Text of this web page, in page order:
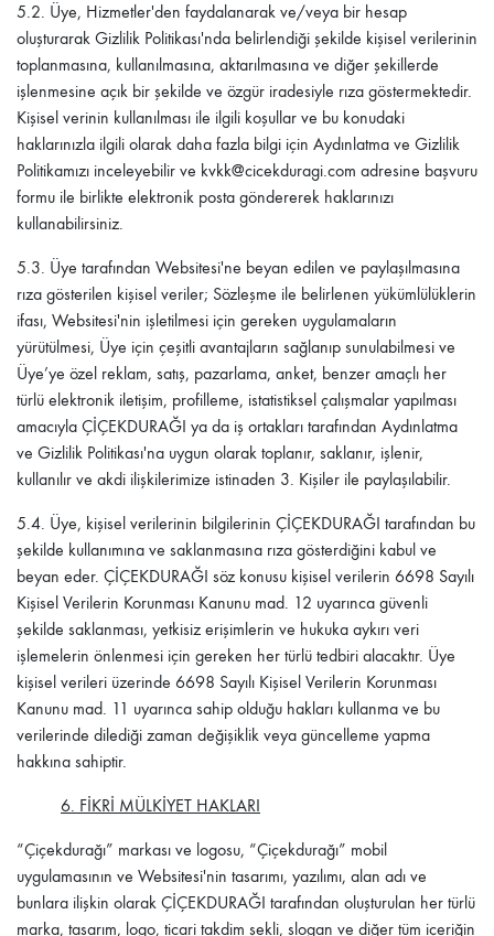
5.2. Üye, Hizmetler'den faydalanarak ve/veya bir hesap
oluşturarak Gizlilik Politikası'nda belirlendiği şekilde kişisel verilerinin
toplanmasına, kullanılmasına, aktarılmasına ve diğer şekillerde
işlenmesine açık bir şekilde ve özgür iradesiyle rıza göstermektedir.
Kişisel verinin kullanılması ile ilgili koşullar ve bu konudaki
haklarınızla ilgili olarak daha fazla bilgi için Aydınlatma ve Gizlilik
Politikamızı inceleyebilir ve kvkk@cicekduragi.com adresine başvuru
formu ile birlikte elektronik posta göndererek haklarınızı
kullanabilirsiniz.
5.3. Üye tarafından Websitesi'ne beyan edilen ve paylaşılmasına
rıza gösterilen kişisel veriler; Sözleşme ile belirlenen yükümlülüklerin
ifası, Websitesi'nin işletilmesi için gereken uygulamaların
yürütülmesi, Üye için çeşitli avantajların sağlanıp sunulabilmesi ve
Üye’ye özel reklam, satış, pazarlama, anket, benzer amaçlı her
türlü elektronik iletişim, profilleme, istatistiksel çalışmalar yapılması
amacıyla ÇİÇEKDURAĞI ya da iş ortakları tarafından Aydınlatma
ve Gizlilik Politikası'na uygun olarak toplanır, saklanır, işlenir,
kullanılır ve akdi ilişkilerimize istinaden 3. Kişiler ile paylaşılabilir.
5.4. Üye, kişisel verilerinin bilgilerinin ÇİÇEKDURAĞI tarafından bu
şekilde kullanımına ve saklanmasına rıza gösterdiğini kabul ve
beyan eder. ÇİÇEKDURAĞI söz konusu kişisel verilerin 6698 Sayılı
Kişisel Verilerin Korunması Kanunu mad. 12 uyarınca güvenli
şekilde saklanması, yetkisiz erişimlerin ve hukuka aykırı veri
işlemelerin önlenmesi için gereken her türlü tedbiri alacaktır. Üye
kişisel verileri üzerinde 6698 Sayılı Kişisel Verilerin Korunması
Kanunu mad. 11 uyarınca sahip olduğu hakları kullanma ve bu
verilerinde dilediği zaman değişiklik veya güncelleme yapma
hakkına sahiptir.
6. FİKRİ MÜLKİYET HAKLARI
“Çiçekdurağı” markası ve logosu, “Çiçekdurağı” mobil
uygulamasının ve Websitesi'nin tasarımı, yazılımı, alan adı ve
bunlara ilişkin olarak ÇİÇEKDURAĞI tarafından oluşturulan her türlü
marka, tasarım, logo, ticari takdim şekli, slogan ve diğer tüm içeriğin